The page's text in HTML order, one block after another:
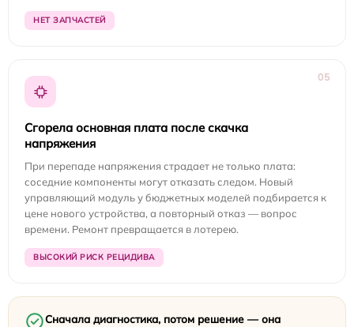
НЕТ ЗАПЧАСТЕЙ
05
Сгорела основная плата после скачка
напряжения
При перепаде напряжения страдает не только плата:
соседние компоненты могут отказать следом. Новый
управляющий модуль у бюджетных моделей подбирается к
цене нового устройства, а повторный отказ — вопрос
времени. Ремонт превращается в лотерею.
ВЫСОКИЙ РИСК РЕЦИДИВА
Сначала диагностика, потом решение — она